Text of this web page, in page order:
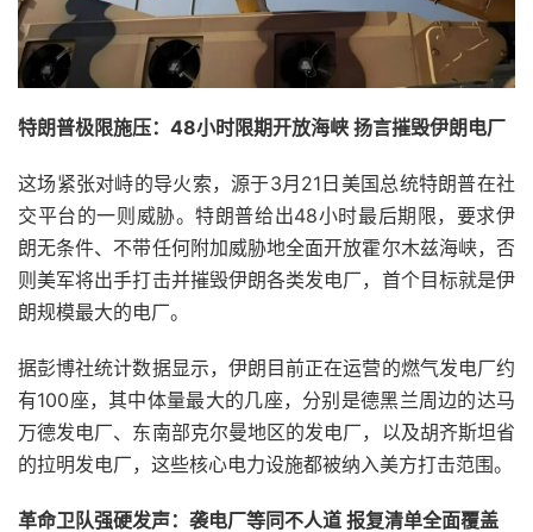
特朗普极限施压：48小时限期开放海峡 扬言摧毁伊朗电厂
这场紧张对峙的导火索，源于3月21日美国总统特朗普在社
交平台的一则威胁。特朗普给出48小时最后期限，要求伊
朗无条件、不带任何附加威胁地全面开放霍尔木兹海峡，否
则美军将出手打击并摧毁伊朗各类发电厂，首个目标就是伊
朗规模最大的电厂。
据彭博社统计数据显示，伊朗目前正在运营的燃气发电厂约
有100座，其中体量最大的几座，分别是德黑兰周边的达马
万德发电厂、东南部克尔曼地区的发电厂，以及胡齐斯坦省
的拉明发电厂，这些核心电力设施都被纳入美方打击范围。
革命卫队强硬发声：袭电厂等同不人道 报复清单全面覆盖